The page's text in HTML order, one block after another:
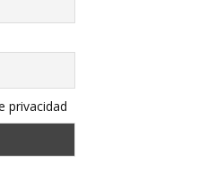
privacidad